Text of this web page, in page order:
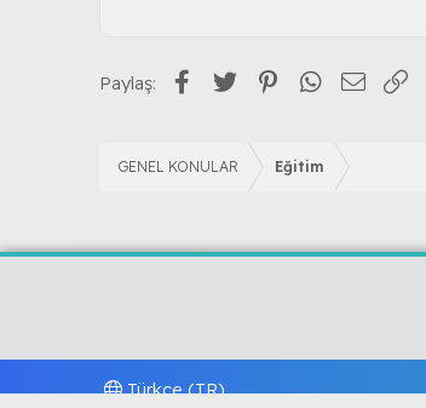
Paylaş: Facebook
Twitter PinterestWhatsApp
E-posta
GENEL KONULAR Eğitim
Türkçe (TR)